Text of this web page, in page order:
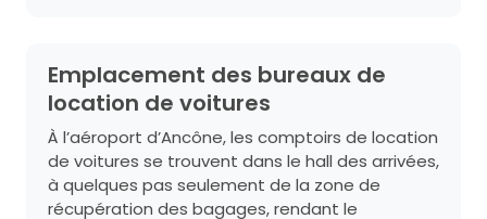
Emplacement des bureaux de
location de voitures
À l’aéroport d’Ancône, les comptoirs de location
de voitures se trouvent dans le hall des arrivées,
à quelques pas seulement de la zone de
récupération des bagages, rendant le